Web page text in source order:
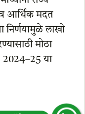
आर्थिक मदत
लाखो
मोठा
या